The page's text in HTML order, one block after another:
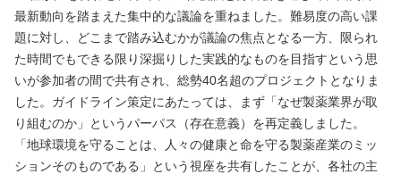
最新動向を踏まえた集中的な議論を重ねました。難易度の高い課
題に対し、どこまで踏み込むかが議論の焦点となる一方、限られ
た時間でもできる限り深掘りした実践的なものを目指すという思
いが参加者の間で共有され、総勢40名超のプロジェクトとなりま
した。ガイドライン策定にあたっては、まず「なぜ製薬業界が取
り組むのか」というパーパス（存在意義）を再定義しました。
「地球環境を守ることは、人々の健康と命を守る製薬産業のミッ
ションそのものである」という視座を共有したことが、各社の主